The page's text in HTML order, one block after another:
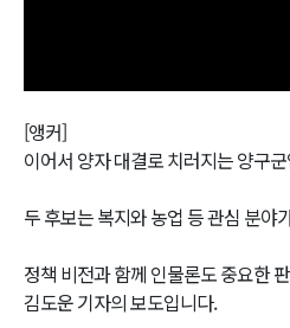
[앵커]
이어서 양자 대결로 치러지는 양구
두 후보는 복지와 농업 등 관심 분야
정책 비전과 함께 인물론도 중요한
김도운 기자의 보도입니다.